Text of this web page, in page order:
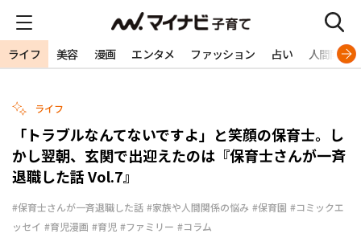
ライフ 美容 漫画 エンタメ ファッション 占い 人間関係
ライフ
「トラブルなんてないですよ」と笑顔の保育士。し
かし翌朝、玄関で出迎えたのは『保育士さんが一斉
退職した話 Vol.7』
#保育士さんが一斉退職した話 #家族や人間関係の悩み #保育園 #コミックエ
ッセイ #育児漫画 #育児 #ファミリー #コラム